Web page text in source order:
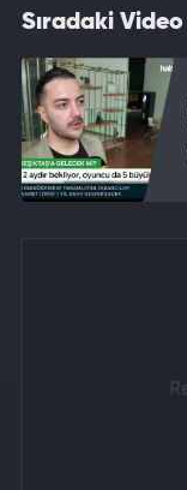
Sıradaki Video